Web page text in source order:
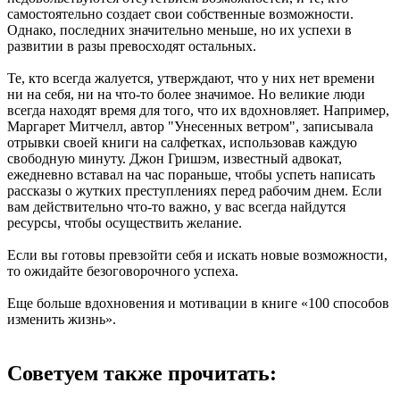
самостоятельно создает свои собственные возможности.
Однако, последних значительно меньше, но их успехи в
развитии в разы превосходят остальных.
Те, кто всегда жалуется, утверждают, что у них нет времени
ни на себя, ни на что-то более значимое. Но великие люди
всегда находят время для того, что их вдохновляет. Например,
Маргарет Митчелл, автор "Унесенных ветром", записывала
отрывки своей книги на салфетках, использовав каждую
свободную минуту. Джон Гришэм, известный адвокат,
ежедневно вставал на час пораньше, чтобы успеть написать
рассказы о жутких преступлениях перед рабочим днем. Если
вам действительно что-то важно, у вас всегда найдутся
ресурсы, чтобы осуществить желание.
Если вы готовы превзойти себя и искать новые возможности,
то ожидайте безоговорочного успеха.
Еще больше вдохновения и мотивации в книге «100 способов
изменить жизнь».
Советуем также прочитать: